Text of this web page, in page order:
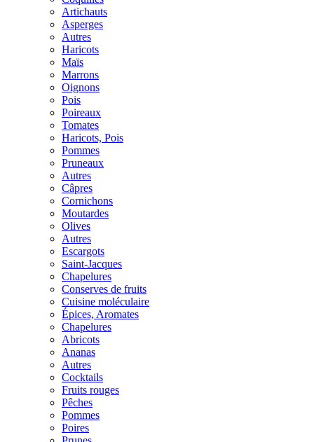
Artichauts
Asperges
Autres
Haricots
Maïs
Marrons
Oignons
Pois
Poireaux
Tomates
Haricots, Pois
Pommes
Pruneaux
Autres
Câpres
Cornichons
Moutardes
Olives
Autres
Escargots
Saint-Jacques
Chapelures
Conserves de fruits
Cuisine moléculaire
Épices, Aromates
Chapelures
Abricots
Ananas
Autres
Cocktails
Fruits rouges
Pêches
Pommes
Poires